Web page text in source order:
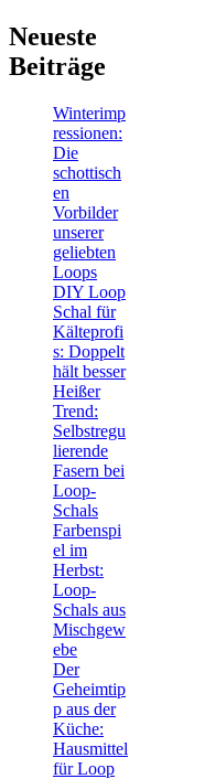
Neueste
Beiträge
Winterimp
ressionen:
Die
schottisch
en
Vorbilder
unserer
geliebten
Loops
DIY Loop
Schal für
Kälteprofi
s: Doppelt
hält besser
Heißer
Trend:
Selbstregu
lierende
Fasern bei
Loop-
Schals
Farbenspi
el im
Herbst:
Loop-
Schals aus
Mischgew
ebe
Der
Geheimtip
p aus der
Küche:
Hausmittel
für Loop